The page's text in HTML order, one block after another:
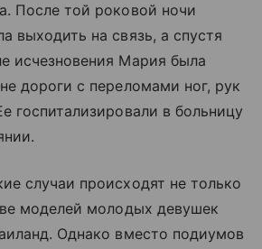
После той роковой ночи
выходить на связь, а спустя
исчезновения Мария была
дороги с переломами ног, рук
госпитализировали в больницу
случаи происходят не только
моделей молодых девушек
Однако вместо подиумов